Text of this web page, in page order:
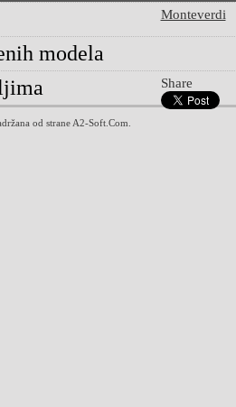
Monteverdi
modela
Share
od strane A2-Soft.Com.